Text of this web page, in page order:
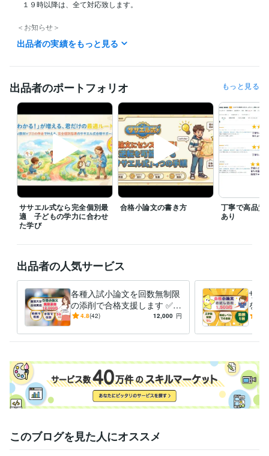
＜お知らせ＞
30日未満での無限添削は、個別見積にて対応致します。
経験職種
管理 / 管理会計 経験年数 : 30年
管理 / 内部監査・内部統制 経験年数 : 20年
ライフスタイル・その他 / 講師・インストラクター 経験年数 : 20年
ライフスタイル・その他 / ファイナンシャルプランナー
経験年数 : 3
年
職歴
大手ベンダー 1989年3月 ~ 現在
ササエル式 合格サポート（小学校低学年～大学受験対応）
12月 ~ 現在
受賞歴
ココナラに登録致しました。よろしく、お願いします。
代表になりました。
資格・検定
情報処理技術者（システム監査技術者） 取得年 : 2010年
情報処理技術者（情報セキュリティスペシャリスト）
取得年 : 2010
情報処理安全確保支援士 取得年 : 2017年
情報処理技術者（ITストラテジスト）
PMP（Project Management Professional） 取得年 : 2009年
金融渉外技能審査（FP3級） 取得年 : 2022年
金融渉外技能審査（FP2級） 取得年 : 2023年
ビジネス・クリエイティブツール
出品者の実績をもっと見る
出品者のポートフォリオ もっと見る
ササエル式なら完全個別最
適 子どもの学力に合わせ
た学び
合格小論文の書き方
丁寧で高品質
あり
出品者の人気サービス
各種入試小論文を回数無制限
の添削で合格支援します ✅合
格ノウハウ＋✅添削無限でM
有
4.8(42) 12,000 円
ササ
を
の文
このブログを見た人にオススメ